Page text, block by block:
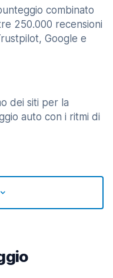
combinato
250.000 recensioni
Google e
dei siti per la
auto con i ritmi di